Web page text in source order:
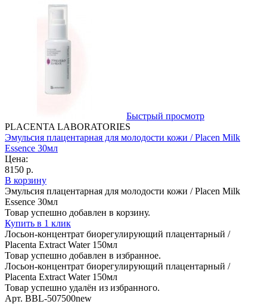
Быстрый просмотр
PLACENTA LABORATORIES
Эмульсия плацентарная для молодости кожи / Placen Milk
Essence 30мл
Цена:
8150 р.
В корзину
Эмульсия плацентарная для молодости кожи / Placen Milk
Essence 30мл
Товар успешно добавлен в корзину.
Купить в 1 клик
Лосьон-концентрат биорегулирующий плацентарный /
Plаcenta Extract Water 150мл
Товар успешно добавлен в избранное.
Лосьон-концентрат биорегулирующий плацентарный /
Plаcenta Extract Water 150мл
Товар успешно удалён из избранного.
Арт. BBL-507500new